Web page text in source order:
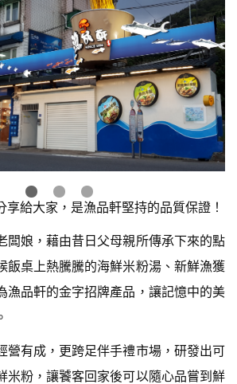
享給大家，是漁品軒堅持的品質保證！
闆娘，藉由昔日父母親所傳承下來的點
飯桌上熱騰騰的海鮮米粉湯、新鮮漁獲
漁品軒的金字招牌產品，讓記憶中的美
營有成，更跨足伴手禮市場，研發出可
米粉，讓饕客回家後可以隨心品嘗到鮮